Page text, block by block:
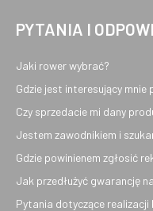
PYTANIA I
Jaki rower wybrać?
Gdzie jest interesujący mnie
Czy sprzedacie mi dany
Jestem zawodnikiem i
Gdzie powinienem zgłosić
Jak przedłużyć gwarancję
Pytania dotyczące